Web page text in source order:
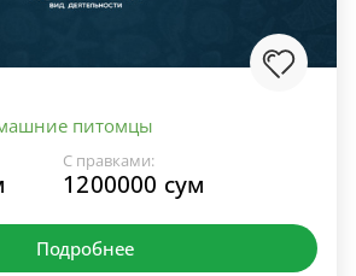
питомцы
С правками:
1200000 сум
Подробнее